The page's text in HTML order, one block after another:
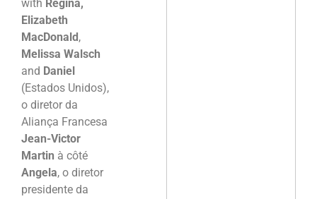
with Regina,
Elizabeth
MacDonald ,
Melissa Walsch
and Daniel
(Estados Unidos),
o diretor da
Aliança Francesa
Jean-Victor
Martin à côté
Angela, o diretor
presidente da